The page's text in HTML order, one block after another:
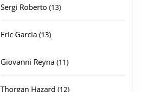
Sergi Roberto 1313
Eric Garcia 1313
Giovanni Reyna 1111
Thorgan Hazard 1212